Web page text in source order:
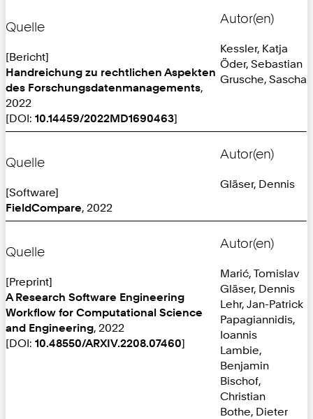
Quelle
[Bericht]
Handreichung zu rechtlichen Aspekten
des Forschungsdatenmanagements,
2022
[DOI: 10.14459/2022MD1690463]
Autor(en)
Kessler, Katja
Öder, Sebastian
Grusche, Sascha
Quelle
[Software]
FieldCompare, 2022
Autor(en)
Gläser, Dennis
Quelle
[Preprint]
A Research Software Engineering
Workflow for Computational Science
and Engineering, 2022
[DOI: 10.48550/ARXIV.2208.07460]
Autor(en)
Marić, Tomislav
Gläser, Dennis
Lehr, Jan-Patrick
Papagiannidis,
Ioannis
Lambie,
Benjamin
Bischof,
Christian
Bothe, Dieter